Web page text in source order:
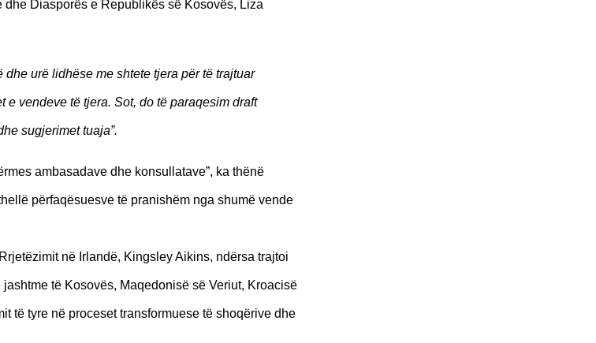
Diasporës e Republikës së Kosovës, Liza
urë lidhëse me shtete tjera për të trajtuar
vendeve të tjera. Sot, do të paraqesim draft
sugjerimet tuaja”.
ambasadave dhe konsullatave”, ka thënë
përfaqësuesve të pranishëm nga shumë vende
në Irlandë, Kingsley Aikins, ndërsa trajtoi
të Kosovës, Maqedonisë së Veriut, Kroacisë
të tyre në proceset transformuese të shoqërive dhe